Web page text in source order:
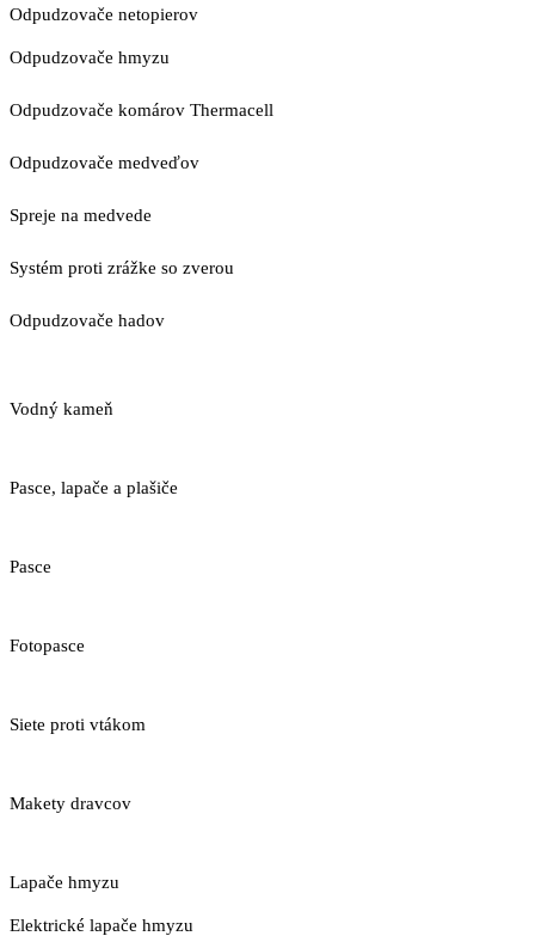
Odpudzovače netopierov
Odpudzovače hmyzu
Odpudzovače komárov Thermacell
Odpudzovače medveďov
Spreje na medvede
Systém proti zrážke so zverou
Odpudzovače hadov
Vodný kameň
Pasce, lapače a plašiče
Pasce
Fotopasce
Siete proti vtákom
Makety dravcov
Lapače hmyzu
Elektrické lapače hmyzu